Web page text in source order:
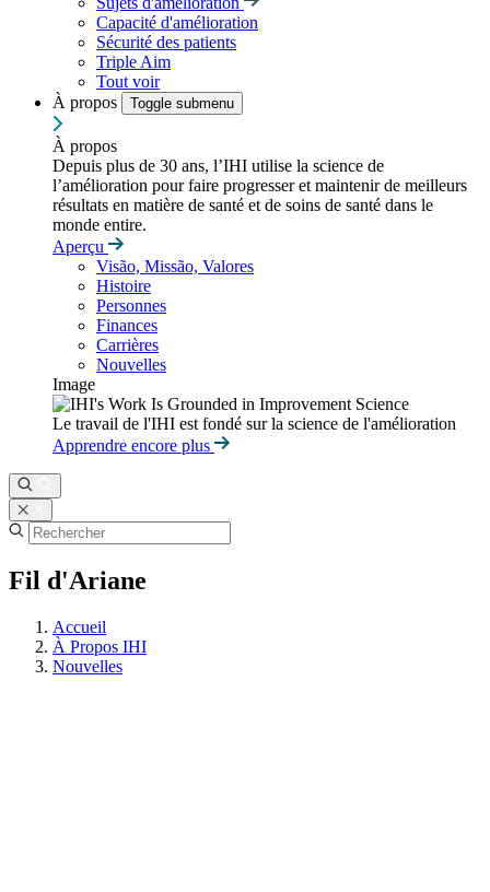
Capacité d'amélioration
Sécurité des patients
Triple Aim
Tout voir
À propos
Toggle submenu
À propos
Depuis plus de 30 ans, l’IHI utilise la science de
l’amélioration pour faire progresser et maintenir de meilleurs
résultats en matière de santé et de soins de santé dans le
monde entire.
Aperçu
Visão, Missão, Valores
Histoire
Personnes
Finances
Carrières
Nouvelles
Image
Le travail de l'IHI est fondé sur la science de l'amélioration
Apprendre encore plus
Fil d'Ariane
Accueil
À Propos IHI
Nouvelles